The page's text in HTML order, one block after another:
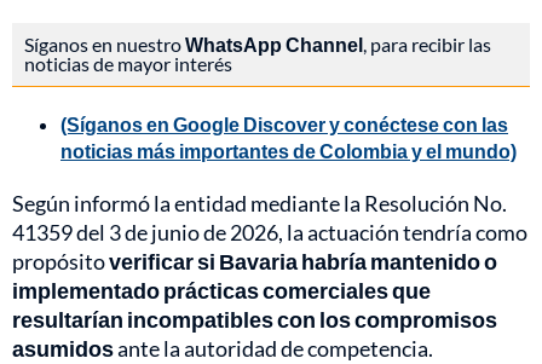
Síganos en nuestroWhatsApp Channel, para recibir las
noticias de mayor interés
(Síganos en Google Discover y conéctese con las
noticias más importantes de Colombia y el mundo)
Según informó la entidad mediante la Resolución No.
41359 del 3 de junio de 2026, la actuación tendría como
propósitoverificar si Bavaria habría mantenido o
implementado prácticas comerciales que
resultarían incompatibles con los compromisos
asumidosante la autoridad de competencia.